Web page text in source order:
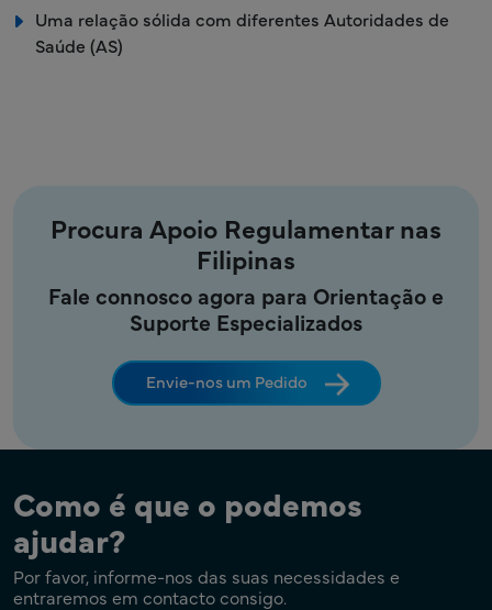
Uma relação sólida com diferentes Autoridades de
Saúde (AS)
Procura Apoio Regulamentar nas
Filipinas
Fale connosco agora para Orientação e
Suporte Especializados
Envie-nos um Pedido
Como é que o podemos
ajudar?
Por favor, informe-nos das suas necessidades e
entraremos em contacto consigo.